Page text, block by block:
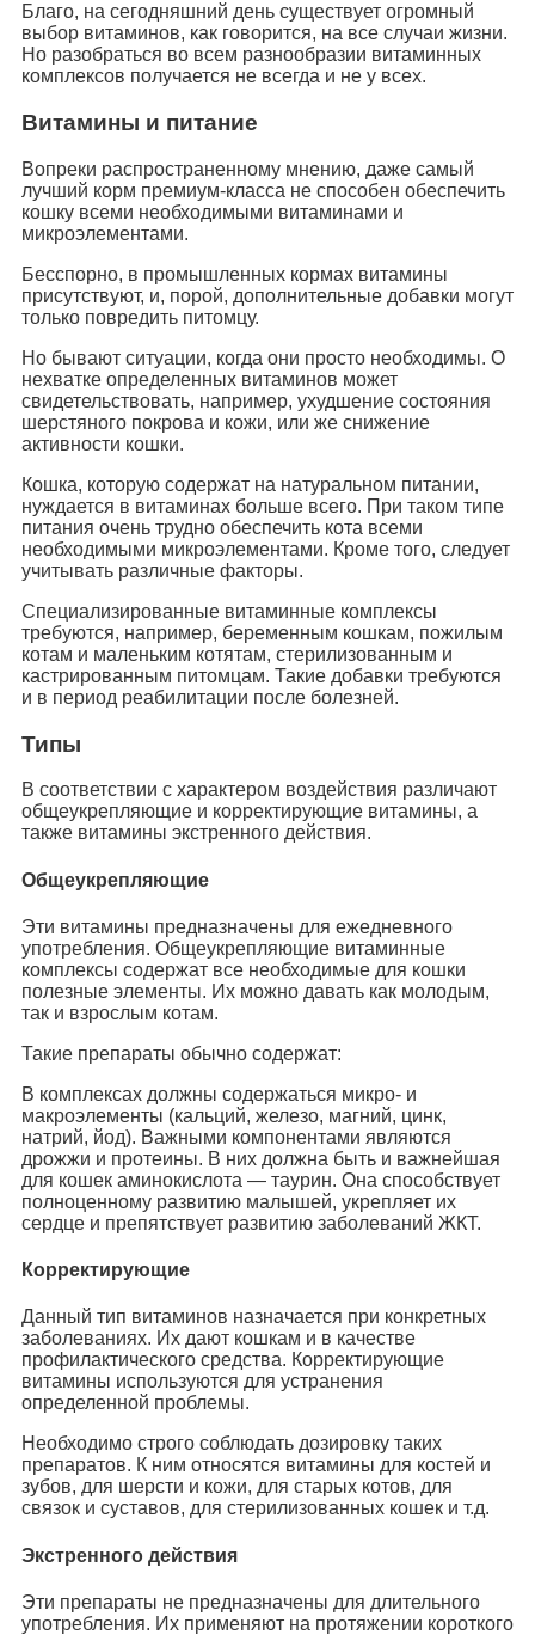
Благо, на сегодняшний день существует огромный
выбор витаминов, как говорится, на все случаи жизни.
Но разобраться во всем разнообразии витаминных
комплексов получается не всегда и не у всех.
Витамины и питание
Вопреки распространенному мнению, даже самый
лучший корм премиум-класса не способен обеспечить
кошку всеми необходимыми витаминами и
микроэлементами.
Бесспорно, в промышленных кормах витамины
присутствуют, и, порой, дополнительные добавки могут
только повредить питомцу.
Но бывают ситуации, когда они просто необходимы. О
нехватке определенных витаминов может
свидетельствовать, например, ухудшение состояния
шерстяного покрова и кожи, или же снижение
активности кошки.
Кошка, которую содержат на натуральном питании,
нуждается в витаминах больше всего. При таком типе
питания очень трудно обеспечить кота всеми
необходимыми микроэлементами. Кроме того, следует
учитывать различные факторы.
Специализированные витаминные комплексы
требуются, например, беременным кошкам, пожилым
котам и маленьким котятам, стерилизованным и
кастрированным питомцам. Такие добавки требуются
и в период реабилитации после болезней.
Типы
В соответствии с характером воздействия различают
общеукрепляющие и корректирующие витамины, а
также витамины экстренного действия.
Общеукрепляющие
Эти витамины предназначены для ежедневного
употребления. Общеукрепляющие витаминные
комплексы содержат все необходимые для кошки
полезные элементы. Их можно давать как молодым,
так и взрослым котам.
Такие препараты обычно содержат:
В комплексах должны содержаться микро- и
макроэлементы (кальций, железо, магний, цинк,
натрий, йод). Важными компонентами являются
дрожжи и протеины. В них должна быть и важнейшая
для кошек аминокислота — таурин. Она способствует
полноценному развитию малышей, укрепляет их
сердце и препятствует развитию заболеваний ЖКТ.
Корректирующие
Данный тип витаминов назначается при конкретных
заболеваниях. Их дают кошкам и в качестве
профилактического средства. Корректирующие
витамины используются для устранения
определенной проблемы.
Необходимо строго соблюдать дозировку таких
препаратов. К ним относятся витамины для костей и
зубов, для шерсти и кожи, для старых котов, для
связок и суставов, для стерилизованных кошек и т.д.
Экстренного действия
Эти препараты не предназначены для длительного
употребления. Их применяют на протяжении короткого